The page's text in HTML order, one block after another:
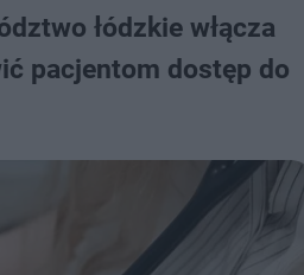
łódzkie włącza
pacjentom dostęp do